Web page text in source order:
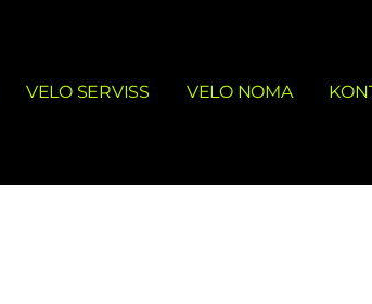
VELO SERVISS VELO NOMA